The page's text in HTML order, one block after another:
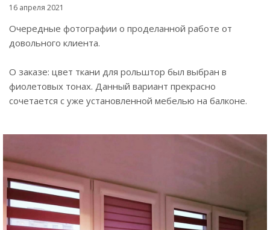
16 апреля 2021
Очередные фотографии о проделанной работе от
довольного клиента.
О заказе: цвет ткани для рольштор был выбран в
фиолетовых тонах. Данный вариант прекрасно
сочетается с уже установленной мебелью на балконе.